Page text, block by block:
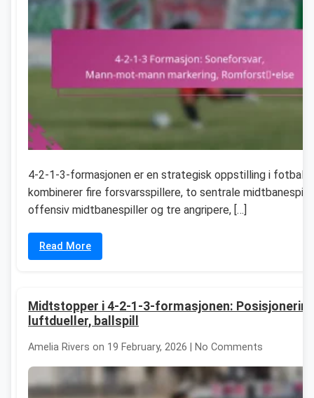
4-2-1-3-formasjonen er en strategisk oppstilling i fotball
kombinerer fire forsvarsspillere, to sentrale
offensiv midtbanespiller og tre angripere, […]
Read More
Midtstopper i 4-2-1-3-formasjonen:
luftdueller, ballspill
Amelia Rivers on 19 February, 2026 | No Comments